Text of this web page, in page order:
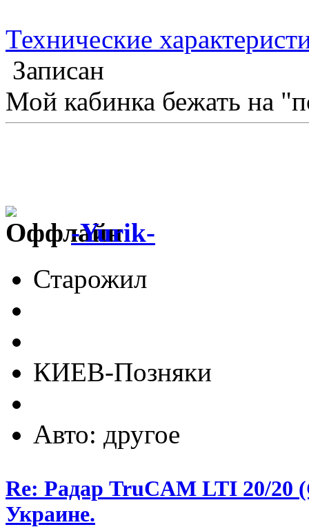
Технические
Записан
Мой кабинка бежать на
-Yurik-
Старожил
КИЕВ-Позняки
Авто: другое
Re: Радар TruCAM LTI 20/
Украине.